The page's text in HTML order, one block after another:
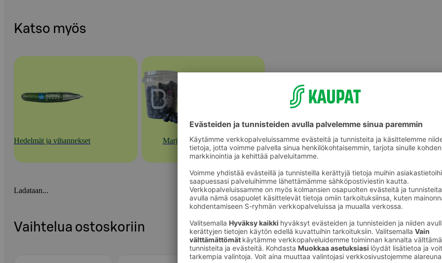
Katso myös
Hedelmät ja vihannekset Marjat
Ladataan...
Vaihtelua ostoskoriin